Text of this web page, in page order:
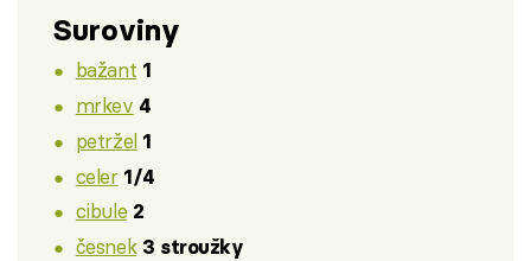
Suroviny
bažant 1
mrkev 4
petržel 1
celer 1/4
cibule 2
česnek 3 stroužky